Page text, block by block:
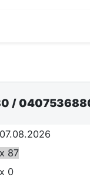
/
07.08.2026
x 87
x 0